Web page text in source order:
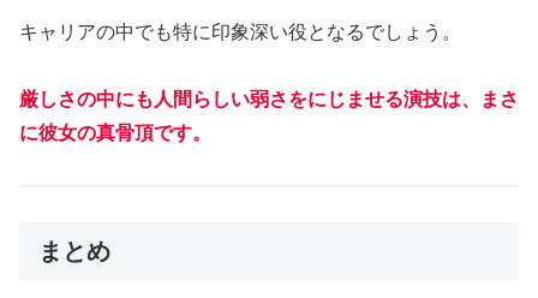
キャリアの中でも特に印象深い役となるでしょう。
厳しさの中にも人間らしい弱さをにじませる演技は、まさ
に彼女の真骨頂です。
まとめ